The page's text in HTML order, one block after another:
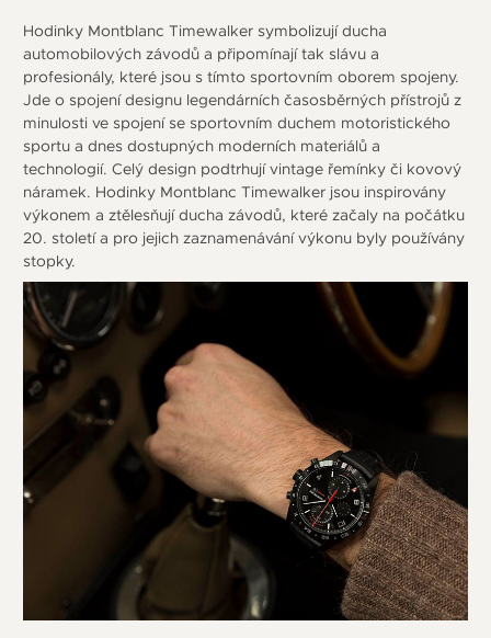
Hodinky Montblanc Timewalker symbolizují ducha
automobilových závodů a připomínají tak slávu a
profesionály, které jsou s tímto sportovním oborem spojeny.
Jde o spojení designu legendárních časosběrných přístrojů z
minulosti ve spojení se sportovním duchem motoristického
sportu a dnes dostupných moderních materiálů a
technologií. Celý design podtrhují vintage řemínky či kovový
náramek. Hodinky Montblanc Timewalker jsou inspirovány
výkonem a ztělesňují ducha závodů, které začaly na počátku
20. století a pro jejich zaznamenávání výkonu byly používány
stopky.